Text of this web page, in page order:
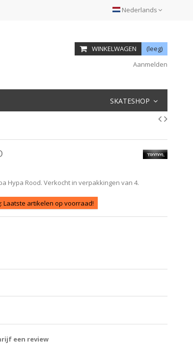
Nederlands
WINKELWAGEN
(leeg)
Aanmelden
SKATESHOP
Hypa Rood. Verkocht in verpakkingen van 4.
Laatste artikelen op voorraad!
een review